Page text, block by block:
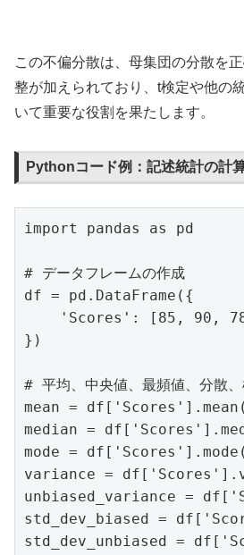
この不偏分散は、母集団の分散を
整が加えられており、t検定や他の
いて重要な役割を果たします。
Pythonコード例：記述統計の計
import pandas as pd
# データフレームの作成
df = pd.DataFrame({
'Scores': [85, 90,
})
# 平均、中央値、最頻値、分散
mean =
median =
mode =
variance =
unbiased_variance =
std_dev_biased =
std_dev_unbiased =